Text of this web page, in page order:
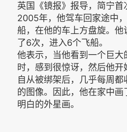
英国《镜报》报导，简宁
2005年，他驾车回家途中
船，在他的车上方盘旋。他
了6次，进入6个飞船。
他表示，当他看到一个巨大
时，感到很惊讶，然后他开
自从被绑架后，几乎每周
的图像。因此，他在家中
明白的外星画。